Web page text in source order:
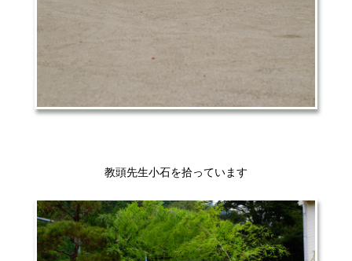
教頭先生小石を拾っています